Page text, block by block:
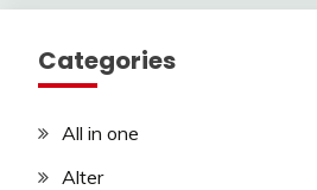
Categories
All in one
Alter